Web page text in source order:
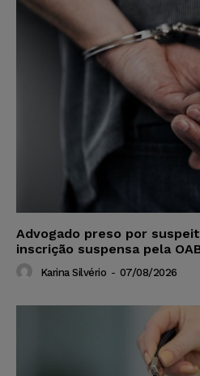
Advogado preso por
inscrição suspensa pela
Karina Silvério - 07/08/2026